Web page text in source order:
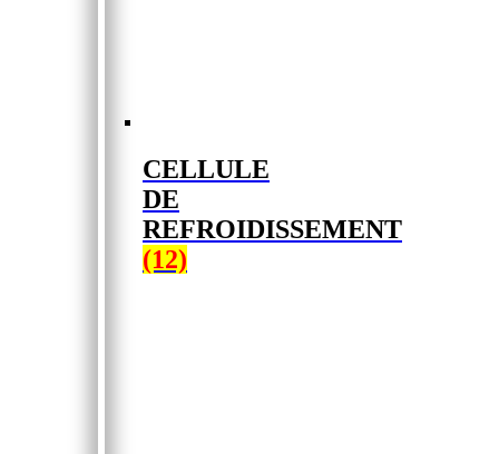
CELLULE
DE
REFROIDISSEMENT
(12)